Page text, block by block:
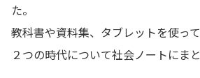
た。
教科書や資料集、タブレットを使っ
２つの時代について社会ノートにま